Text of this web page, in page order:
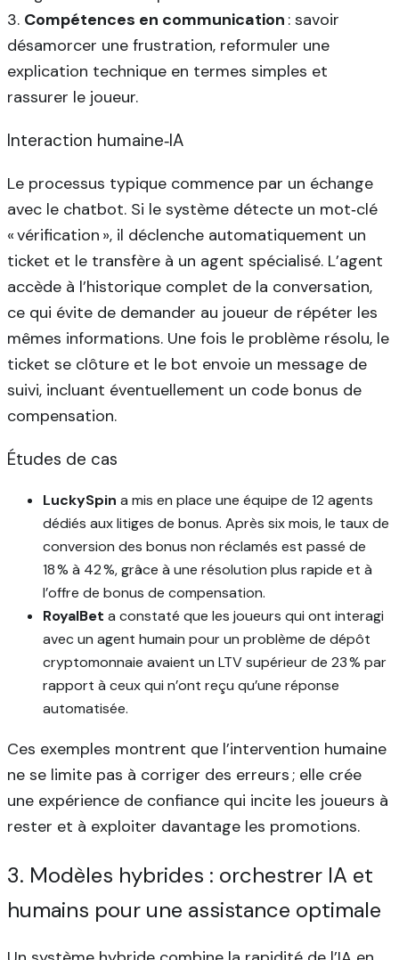
3. Compétences en communication : savoir
désamorcer une frustration, reformuler une
explication technique en termes simples et
rassurer le joueur.
Interaction humaine‑IA
Le processus typique commence par un échange
avec le chatbot. Si le système détecte un mot‑clé
« vérification », il déclenche automatiquement un
ticket et le transfère à un agent spécialisé. L’agent
accède à l’historique complet de la conversation,
ce qui évite de demander au joueur de répéter les
mêmes informations. Une fois le problème résolu, le
ticket se clôture et le bot envoie un message de
suivi, incluant éventuellement un code bonus de
compensation.
Études de cas
LuckySpin a mis en place une équipe de 12 agents
dédiés aux litiges de bonus. Après six mois, le taux de
conversion des bonus non réclamés est passé de
18 % à 42 %, grâce à une résolution plus rapide et à
l’offre de bonus de compensation.
RoyalBet a constaté que les joueurs qui ont interagi
avec un agent humain pour un problème de dépôt
cryptomonnaie avaient un LTV supérieur de 23 % par
rapport à ceux qui n’ont reçu qu’une réponse
automatisée.
Ces exemples montrent que l’intervention humaine
ne se limite pas à corriger des erreurs ; elle crée
une expérience de confiance qui incite les joueurs à
rester et à exploiter davantage les promotions.
3. Modèles hybrides : orchestrer IA et
humains pour une assistance optimale